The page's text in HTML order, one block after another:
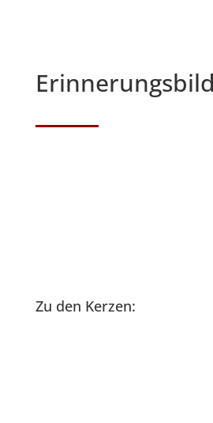
Zu den Kerzen: